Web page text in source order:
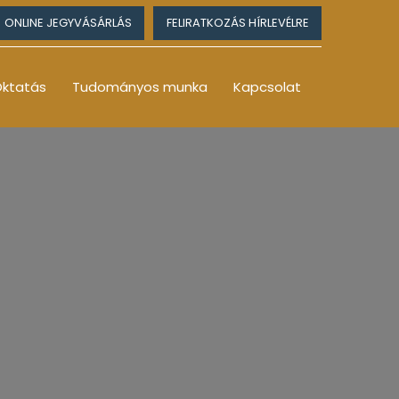
ONLINE JEGYVÁSÁRLÁS FELIRATKOZÁS HÍRLEVÉLRE
Tudományos munka Kapcsolat